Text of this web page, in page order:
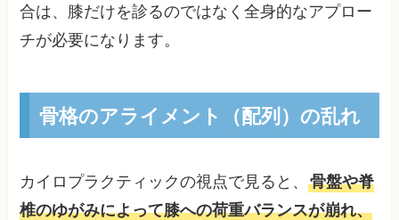
合は、膝だけを診るのではなく全身的なアプロー
チが必要になります。
骨格のアライメント（配列）の乱れ
カイロプラクティックの視点で見ると、骨盤や脊
椎のゆがみによって膝への荷重バランスが崩れ、